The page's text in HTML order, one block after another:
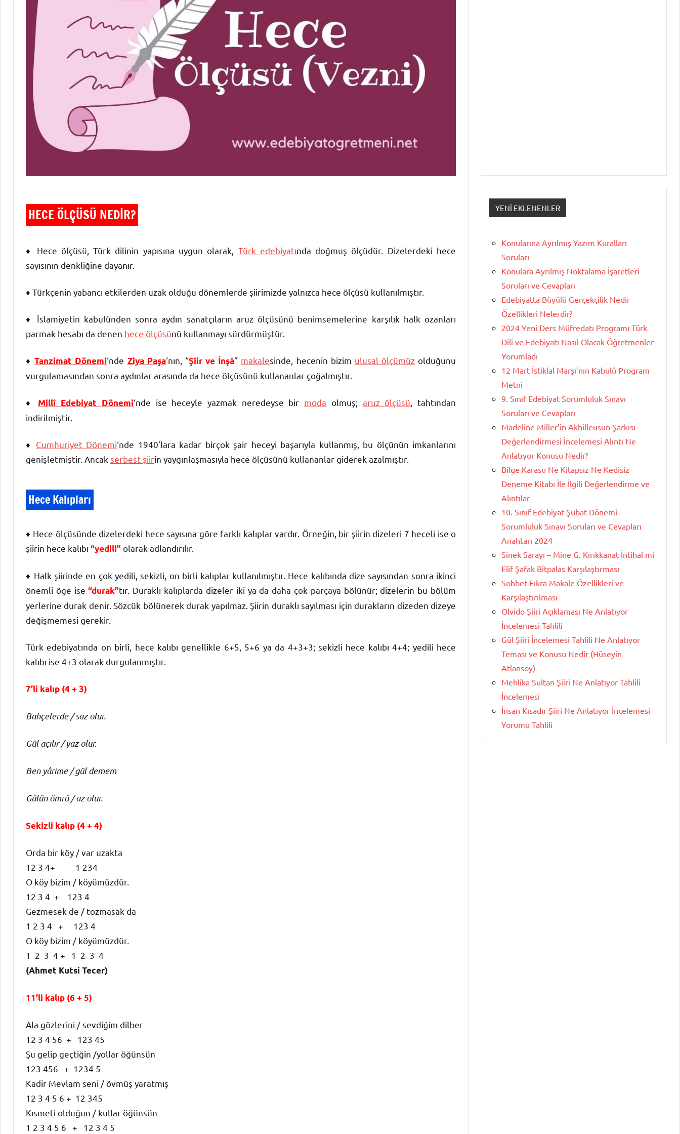
HECE ÖLÇÜSÜ NEDİR?
♦ Hece ölçüsü, Türk dilinin yapısına uygun olarak, Türk edebiyatında doğmuş ölçüdür. Dizelerdeki hece
sayısının denkliğine dayanır.
♦ Türkçenin yabancı etkilerden uzak olduğu dönemlerde şiirimizde yalnızca hece ölçüsü kullanılmıştır.
♦ İslamiyetin kabulünden sonra aydın sanatçıların aruz ölçüsünü benimsemelerine karşılık halk ozanları
parmak hesabı da denen hece ölçüsünü kullanmayı sürdürmüştür.
♦Tanzimat Dönemi‘nde Ziya Paşa‘nın, “Şiir ve İnşâ” makalesinde, hecenin bizim ulusal ölçümüzolduğunu
vurgulamasından sonra aydınlar arasında da hece ölçüsünü kullananlar çoğalmıştır.
♦ Millî Edebiyat Dönemi‘nde ise heceyle yazmak neredeyse bir moda olmuş; aruz ölçüsü , tahtından
indirilmiştir.
♦ Cumhuriyet Dönemi‘nde 1940’lara kadar birçok şair heceyi başarıyla kullanmış, bu ölçünün imkanlarını
genişletmiştir. Ancak serbest şiirin yaygınlaşmasıyla hece ölçüsünü kullananlar giderek azalmıştır.
Hece Kalıpları
♦ Hece ölçüsünde dizelerdeki hece sayısına göre farklı kalıplar vardır. Örneğin, bir şiirin dizeleri 7 heceli ise o
şiirin hece kalıbı “yedili” olarak adlandırılır.
♦ Halk şiirinde en çok yedili, sekizli, on birli kalıplar kullanılmıştır. Hece kalıbında dize sayısından sonra ikinci
önemli öge ise“durak”tır. Duraklı ka­lıplarda dizeler iki ya da daha çok parçaya bölü­nür; dizelerin bu bölüm
yerlerine durak denir. Sözcük bölünerek durak yapılmaz. Şiirin duraklı sayılması için durakların dizeden dizeye
değiş­memesi gerekir.
Türk edebiyatında on birli, hece kalıbı genellik­le 6+5, 5+6 ya da 4+3+3; sekizli hece kalıbı 4+4; yedili hece
kalıbı ise 4+3 olarak durgulanmıştır.
7’li kalıp (4 + 3)
Bahçelerde / saz olur.
Gül açılır / yaz olur.
Ben yârime / gül demem
Gülünömrü/ az olur.
Sekizli kalıp (4 + 4)
Orda bir köy / var uzakta
12 3 4+ 1 234
O köy bizim / köyümüzdür.
12 3 4 + 123 4
Gezmesek de / tozmasak da
1 2 3 4 + 123 4
O köy bizim / köyümüzdür.
1 2 3 4 + 1 2 3 4
(Ahmet Kutsi Tecer)
11’li kalıp (6 + 5)
Ala gözlerini / sevdiğim dilber
12 3 4 56 + 123 45
Şu gelip geçtiğin /yollar öğünsün
123 456 + 1234 5
Kadir Mevlam seni / övmüş yaratmış
12 3 4 5 6 + 12 345
Kısmeti olduğun / kullar öğünsün
1 2 3 4 5 6 + 12 3 4 5
YENI EKLENENLER
Konularına Ayrılmış Yazım Kuralları
Soruları
Konulara Ayrılmış Noktalama İşaretleri
Soruları ve Cevapları
Edebiyatta Büyülü Gerçekçilik Nedir
Özellikleri Nelerdir?
2024 Yeni Ders Müfredatı Programı Türk
Dili ve Edebiyatı Nasıl Olacak Öğretmenler
Yorumladı
12 Mart İstiklal Marşı’nın Kabulü Program
Metni
9. Sınıf Edebiyat Sorumluluk Sınavı
Soruları ve Cevapları
Madeline Miller’in Akhilleusun Şarkısı
Değerlendirmesi İncelemesi Alıntı Ne
Anlatıyor Konusu Nedir?
Bilge Karasu Ne Kitapsız Ne Kedisiz
Deneme Kitabı İle İlgili Değerlendirme ve
Alıntılar
10. Sınıf Edebiyat Şubat Dönemi
Sorumluluk Sınavı Soruları ve Cevapları
Anahtarı 2024
Sinek Sarayı – Mine G. Kırıkkanat İntihal mi
Elif Şafak Bitpalas Karşılaştırması
Sohbet Fıkra Makale Özellikleri ve
Karşılaştırılması
Olvido Şiiri Açıklaması Ne Anlatıyor
İncelemesi Tahlili
Gül Şiiri İncelemesi Tahlili Ne Anlatıyor
Teması ve Konusu Nedir (Hüseyin
Atlansoy)
Mehlika Sultan Şiiri Ne Anlatıyor Tahlili
İncelemesi
İnsan Kısadır Şiiri Ne Anlatıyor İncelemesi
Yorumu Tahlili